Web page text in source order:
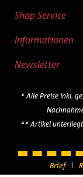
Shop Service
Informationen
Newsletter
* Alle Preise inkl.
** Artikel unterliegt
Brief